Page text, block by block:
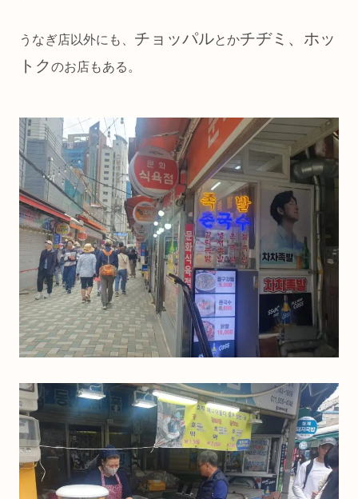
うなぎ店以外にも、 チョッパルとかチヂミ、ホッ
トクのお店もある。